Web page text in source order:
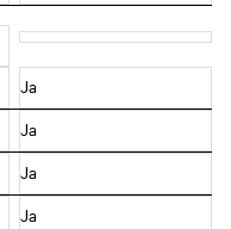
Ja
Ja
Ja
Ja